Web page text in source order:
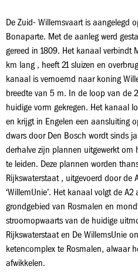
De Zuid- Willemsvaart is aangelegd
Bonaparte. Met de aanleg werd
gereed in 1809. Het kanaal verbindt
km lang , heeft 21 sluizen en
kanaal is vernoemd naar koning
breedte van 5 m. In de loop van de
huidige vorm gekregen. Het kanaal
en krijgt in Engelen een aansluiting
dwars door Den Bosch wordt sinds
derhalve zijn plannen uitgewerkt
te leiden. Deze plannen worden
Rijkswaterstaat , uitgevoerd door de
‘WillemUnie’. Het kanaal volgt de
grondgebied van Rosmalen en
stroomopwaarts van de huidige
Rijkswaterstaat en De WillemsUnie
ketencomplex te Rosmalen, alwaar
afwikkelen.